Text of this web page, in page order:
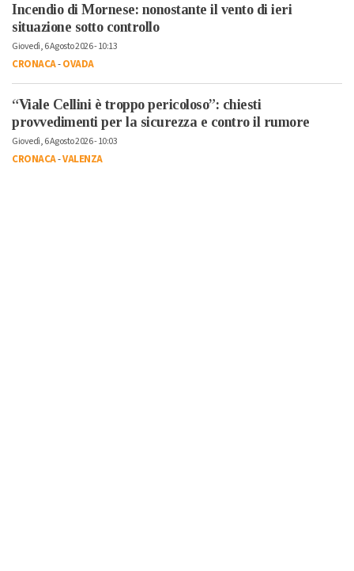
Incendio di Mornese: nonostante il vento di ieri
situazione sotto controllo
Giovedì, 6 Agosto 2026 - 10:13
CRONACA-OVADA
“Viale Cellini è troppo pericoloso”: chiesti
provvedimenti per la sicurezza e contro il rumore
Giovedì, 6 Agosto 2026 - 10:03
CRONACA-VALENZA